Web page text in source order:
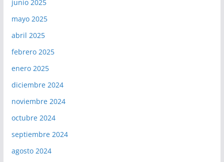
junio 2025
mayo 2025
abril 2025
febrero 2025
enero 2025
diciembre 2024
noviembre 2024
octubre 2024
septiembre 2024
agosto 2024